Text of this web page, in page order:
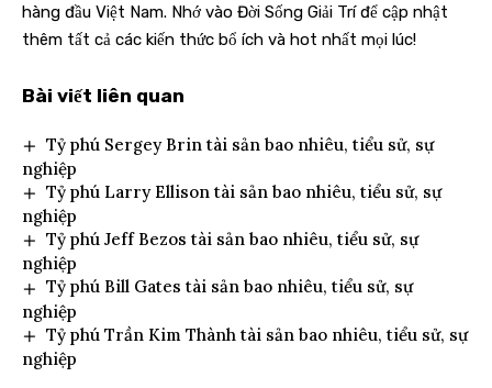
hàng đầu Việt Nam. Nhớ vào Đời Sống Giải Tríđể cập nhật
thêm tất cả các kiến thức bổ ích và hot nhất mọi lúc!
Bài viết liên quan
Tỷ phú Sergey Brin tài sản bao nhiêu, tiểu sử, sự
nghiệp
Tỷ phú Larry Ellison tài sản bao nhiêu, tiểu sử, sự
nghiệp
Tỷ phú Jeff Bezos tài sản bao nhiêu, tiểu sử, sự
nghiệp
Tỷ phú Bill Gates tài sản bao nhiêu, tiểu sử, sự
nghiệp
Tỷ phú Trần Kim Thành tài sản bao nhiêu, tiểu sử, sự
nghiệp